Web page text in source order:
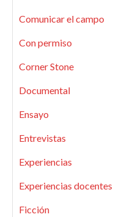
Comunicar el campo
Con permiso
Corner Stone
Documental
Ensayo
Entrevistas
Experiencias
Experiencias docentes
Ficción